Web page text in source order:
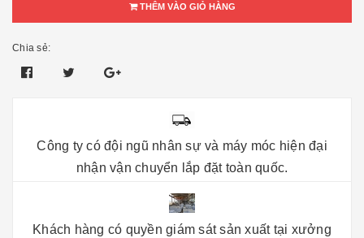
THÊM VÀO GIỎ HÀNG
Chia sẻ:
Công ty có đội ngũ nhân sự và máy móc hiện đại
nhận vận chuyển lắp đặt toàn quốc.
Khách hàng có quyền giám sát sản xuất tại xưởng